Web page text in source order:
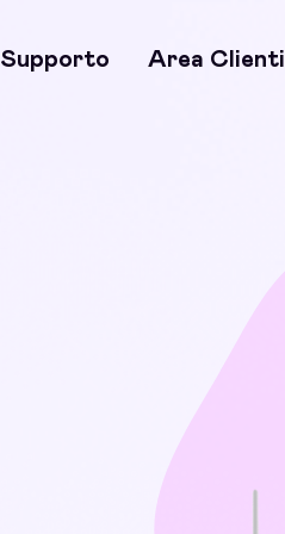
Supporto Area Clienti